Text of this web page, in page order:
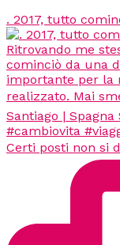
. 2017, tutto
Certi posti non si